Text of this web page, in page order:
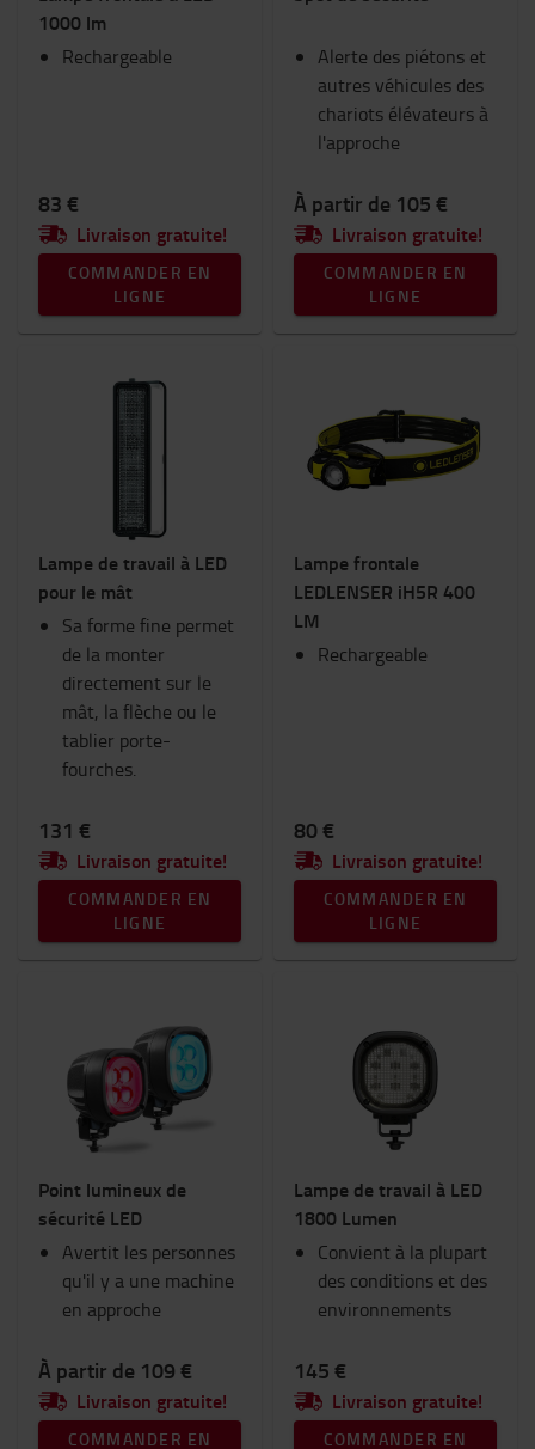
1000 lm
Rechargeable
83 €
Livraison gratuite!
COMMANDER EN
LIGNE
Alerte des piétons et
autres véhicules des
chariots élévateurs à
l'approche
À partir de 105 €
Livraison gratuite!
COMMANDER EN
LIGNE
Lampe de travail à LED
pour le mât
Sa forme fine permet
de la monter
directement sur le
mât, la flèche ou le
tablier porte-
fourches.
131 €
Livraison gratuite!
COMMANDER EN
LIGNE
Lampe frontale
LEDLENSER iH5R 400
LM
Rechargeable
80 €
Livraison gratuite!
COMMANDER EN
LIGNE
Point lumineux de
sécurité LED
Avertit les personnes
qu'il y a une machine
en approche
À partir de 109 €
Livraison gratuite!
COMMANDER EN
Lampe de travail à LED
1800 Lumen
Convient à la plupart
des conditions et des
environnements
145 €
Livraison gratuite!
COMMANDER EN